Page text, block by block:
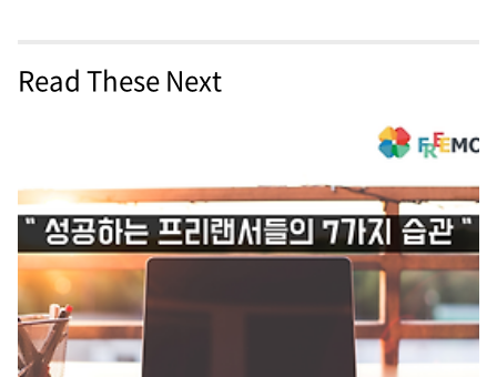
Read These Next